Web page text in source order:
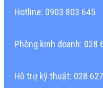
Hotline: 0903 803 645
Phòng kinh doanh: 028
Hỗ trợ kỹ thuật: 028